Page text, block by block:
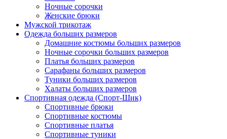
Ночные сорочки
Женские брюки
Мужской трикотаж
Одежда больших размеров
Домашние костюмы больших размеров
Ночные сорочки больших размеров
Платья больших размеров
Сарафаны больших размеров
Туники больших размеров
Халаты больших размеров
Спортивная одежда (Спорт-Шик)
Спортивные брюки
Спортивные костюмы
Спортивные платья
Спортивные туники